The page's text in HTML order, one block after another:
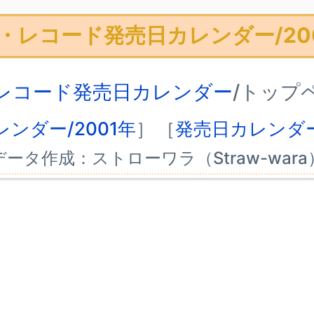
レコード発売日カレンダー/
コード発売日カレンダー/トップ
ンダー/2001年］ ［発売日カレン
タ作成：ストローワラ（Straw-